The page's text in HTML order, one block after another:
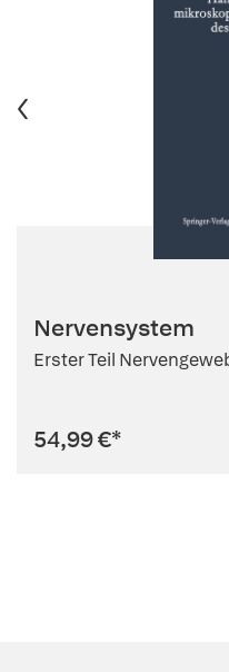
Nervensystem
Erster Teil
54,99 €*